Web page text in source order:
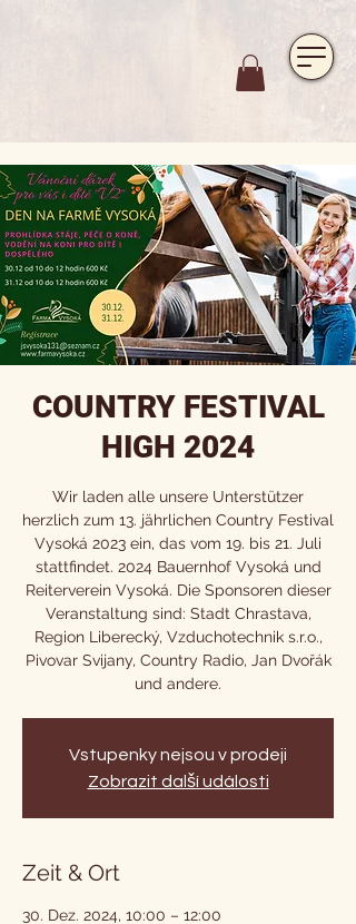
COUNTRY FESTIVAL
HIGH 2024
Wir laden alle unsere Unterstützer
herzlich zum 13. jährlichen Country Festival
Vysoká 2023 ein, das vom 19. bis 21. Juli
stattfindet. 2024 Bauernhof Vysoká und
Reiterverein Vysoká. Die Sponsoren dieser
Veranstaltung sind: Stadt Chrastava,
Region Liberecký, Vzduchotechnik s.r.o.,
Pivovar Svijany, Country Radio, Jan Dvořák
und andere.
Vstupenky nejsou v prodeji
Zobrazit další události
Zeit & Ort
30. Dez. 2024, 10:00 – 12:00